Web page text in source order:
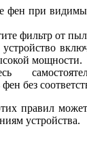
фен при
фильтр от
устройство
мощности.
фен без
правил
устройства.